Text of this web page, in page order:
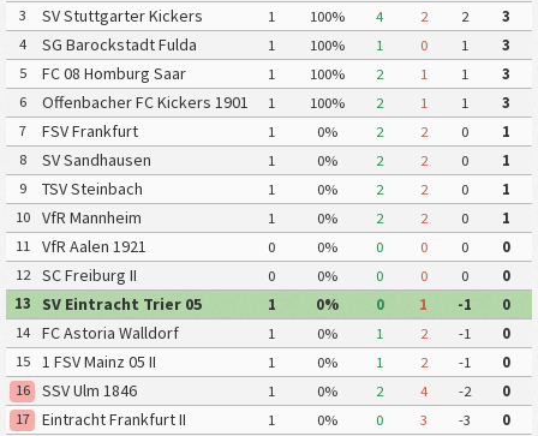
3
SV Stuttgarter Kickers 1 100% 4 2 2
3
4
SG Barockstadt Fulda
Lehnerz
1 100% 1 0 1
3
5
FC 08 Homburg Saar 1 100% 2 1 1
3
6
Offenbacher FC Kickers 1901 1 100% 2 1 1
3
7
FSV Frankfurt 1 0% 2 2 0
1
8
SV Sandhausen 1 0% 2 2 0
1
9
TSV Steinbach 1 0% 2 2 0
1
10
VfR Mannheim 1 0% 2 2 0
1
11
VfR Aalen 1921 0 0% 0 0 0
0
12
SC Freiburg II 0 0% 0 0 0
0
13
SV Eintracht Trier 05 1 0% 0 1 -1
0
14
FC Astoria Walldorf 1 0% 1 2 -1
0
15
1 FSV Mainz 05 II 1 0% 1 2 -1
0
16
SSV Ulm 1846 1 0% 2 4 -2
0
17
Eintracht Frankfurt II 1 0% 0 3 -3
0